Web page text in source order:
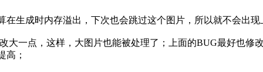
生成时内存溢出，下次也会跳过这个图片，所以就不会出现
大一点，这样，大图片也能被处理了；上面的BUG最好也
高；